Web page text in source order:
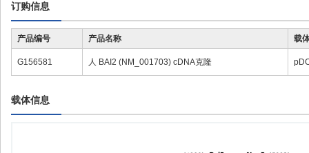
订购信息
产品编号 产品名称 载
G156581 人 BAI2 (NM_001703) cDNA克隆
载体信息